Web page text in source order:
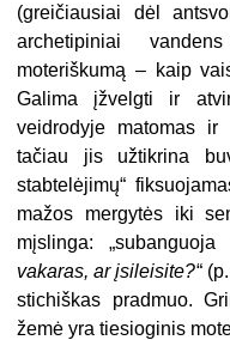
(greičiausiai dėl
archetipiniai
moteriškumą – kaip
Galima įžvelgti ir
veidrodyje matomas
tačiau jis užtikrina
stabtelėjimų“
mažos mergytės iki
mįslinga:
vakaras, ar įsileisite?“
stichiškas pradmuo.
žemė yra tiesioginis